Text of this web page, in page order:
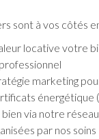
sont à vos côtés
locative votre
marketing
via notre
par nos soins